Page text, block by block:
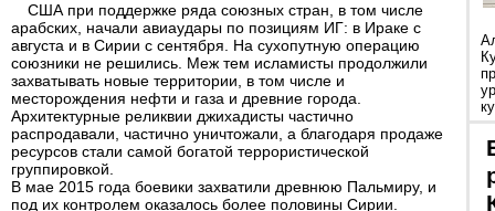
США при поддержке ряда союзных стран, в том числе
арабских, начали авиаудары по позициям ИГ: в Ираке с
августа и в Сирии с сентября. На сухопутную операцию
союзники не решились. Меж тем исламисты продолжили
захватывать новые территории, в том числе и
месторождения нефти и газа и древние города.
Архитектурные реликвии джихадисты частично
распродавали, частично уничтожали, а благодаря продаже
ресурсов стали самой богатой террористической
группировкой.
В мае 2015 года боевики захватили древнюю Пальмиру, и
под их контролем оказалось более половины Сирии.